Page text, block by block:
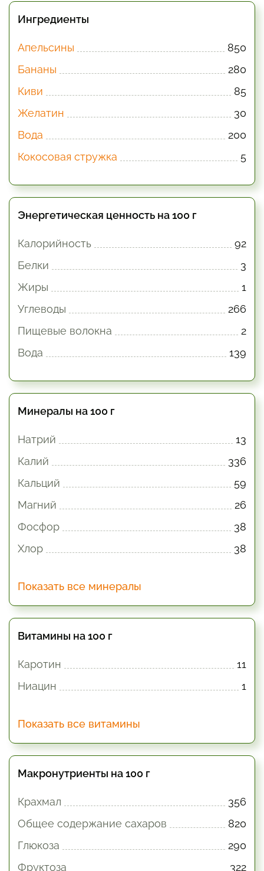
Ингредиенты
Апельсины
850
Бананы
280
Киви
85
Желатин
30
Вода
200
Кокосовая стружка
5
Энергетическая ценность на 100 г
Калорийность
92
Белки
3
Жиры
1
Углеводы
266
Пищевые волокна
2
Вода
139
Минералы на 100 г
Натрий
13
Калий
336
Кальций
59
Магний
26
Фосфор
38
Хлор
38
Показать все минералы
Витамины на 100 г
Каротин
11
Ниацин
1
Показать все витамины
Макронутриенты на 100 г
Крахмал
356
Общее содержание сахаров
820
Глюкоза
290
Фруктоза
322